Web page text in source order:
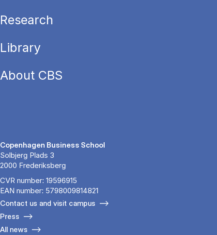
Research
Library
About CBS
Copenhagen Business School
Solbjerg Plads 3
2000 Frederiksberg
CVR number: 19596915
EAN number: 5798009814821
Contact us and visit campus
Press
All news